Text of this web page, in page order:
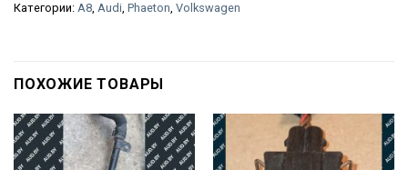
Категории: A8, Audi, Phaeton, Volkswagen
ПОХОЖИЕ ТОВАРЫ